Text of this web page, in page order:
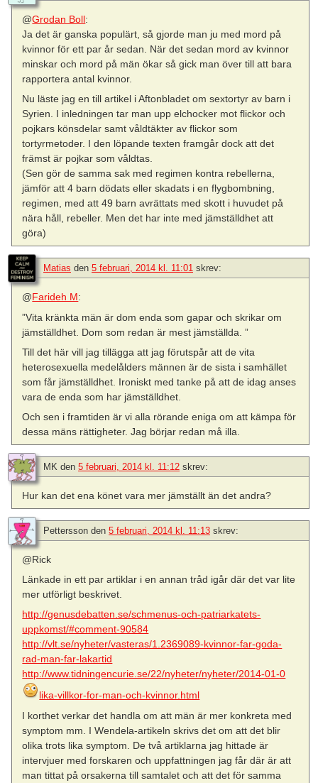
@Grodan Boll:
Ja det är ganska populärt, så gjorde man ju med mord på
kvinnor för ett par år sedan. När det sedan mord av kvinnor
minskar och mord på män ökar så gick man över till att bara
rapportera antal kvinnor.
Nu läste jag en till artikel i Aftonbladet om sextortyr av barn i
Syrien. I inledningen tar man upp elchocker mot flickor och
pojkars könsdelar samt våldtäkter av flickor som
tortyrmetoder. I den löpande texten framgår dock att det
främst är pojkar som våldtas.
(Sen gör de samma sak med regimen kontra rebellerna,
jämför att 4 barn dödats eller skadats i en flygbombning,
regimen, med att 49 barn avrättats med skott i huvudet på
nära håll, rebeller. Men det har inte med jämställdhet att
göra)
Matias den 5 februari, 2014 kl. 11:01 skrev:
@Farideh M:
”Vita kränkta män är dom enda som gapar och skrikar om
jämställdhet. Dom som redan är mest jämställda. ”
Till det här vill jag tillägga att jag förutspår att de vita
heterosexuella medelålders männen är de sista i samhället
som får jämställdhet. Ironiskt med tanke på att de idag anses
vara de enda som har jämställdhet.
Och sen i framtiden är vi alla rörande eniga om att kämpa för
dessa mäns rättigheter. Jag börjar redan må illa.
MK den 5 februari, 2014 kl. 11:12 skrev:
Hur kan det ena könet vara mer jämställt än det andra?
Pettersson den 5 februari, 2014 kl. 11:13 skrev:
@Rick
Länkade in ett par artiklar i en annan tråd igår där det var lite
mer utförligt beskrivet.
http://genusdebatten.se/schmenus-och-patriarkatets-
uppkomst/#comment-90584
http://vlt.se/nyheter/vasteras/1.2369089-kvinnor-far-goda-
rad-man-far-lakartid
http://www.tidningencurie.se/22/nyheter/nyheter/2014-01-0
lika-villkor-for-man-och-kvinnor.html
I korthet verkar det handla om att män är mer konkreta med
symptom mm. I Wendela-artikeln skrivs det om att det blir
olika trots lika symptom. De två artiklarna jag hittade är
intervjuer med forskaren och uppfattningen jag får där är att
man tittat på orsakerna till samtalet och att det för samma